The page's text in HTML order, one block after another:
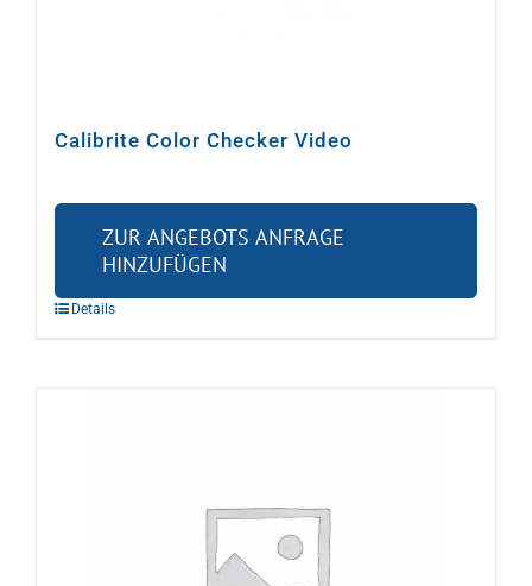
Calibrite Color Checker Video
ZUR ANGEBOTS ANFRAGE
HINZUFÜGEN
Details